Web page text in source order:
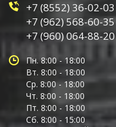
+7 (8552) 36-02-
+7 (962) 568-60-
+7 (960) 064-88-
Пн. 8:00 - 18:00
Вт. 8:00 - 18:00
Ср. 8:00 - 18:00
Чт. 8:00 - 18:00
Пт. 8:00 - 18:00
Сб. 8:00 - 15:00